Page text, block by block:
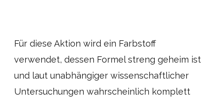
Für diese Aktion wird ein Farbstoff
verwendet, dessen Formel streng geheim ist
und laut unabhängiger wissenschaftlicher
Untersuchungen wahrscheinlich komplett